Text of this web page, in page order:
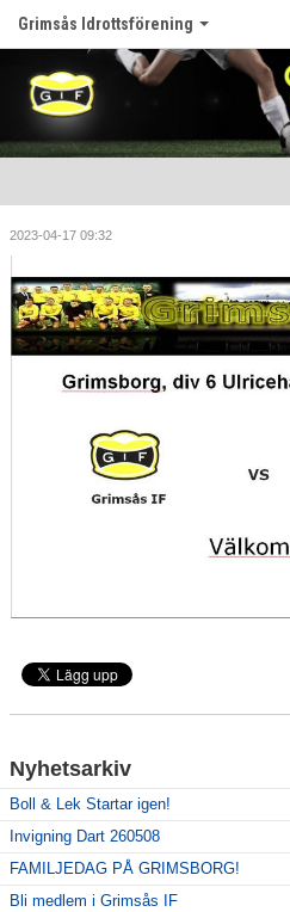
Grimsås Idrottsförening
Nyheter
Föreningen
Kalender
Grimsås IF styrdokument
2023-04-17 09:32
Nyhetsarkiv
Boll & Lek Startar igen!
Invigning Dart 260508
FAMILJEDAG PÅ GRIMSBORG!
Bli medlem i Grimsås IF